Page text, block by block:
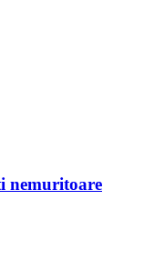
nemuritoare